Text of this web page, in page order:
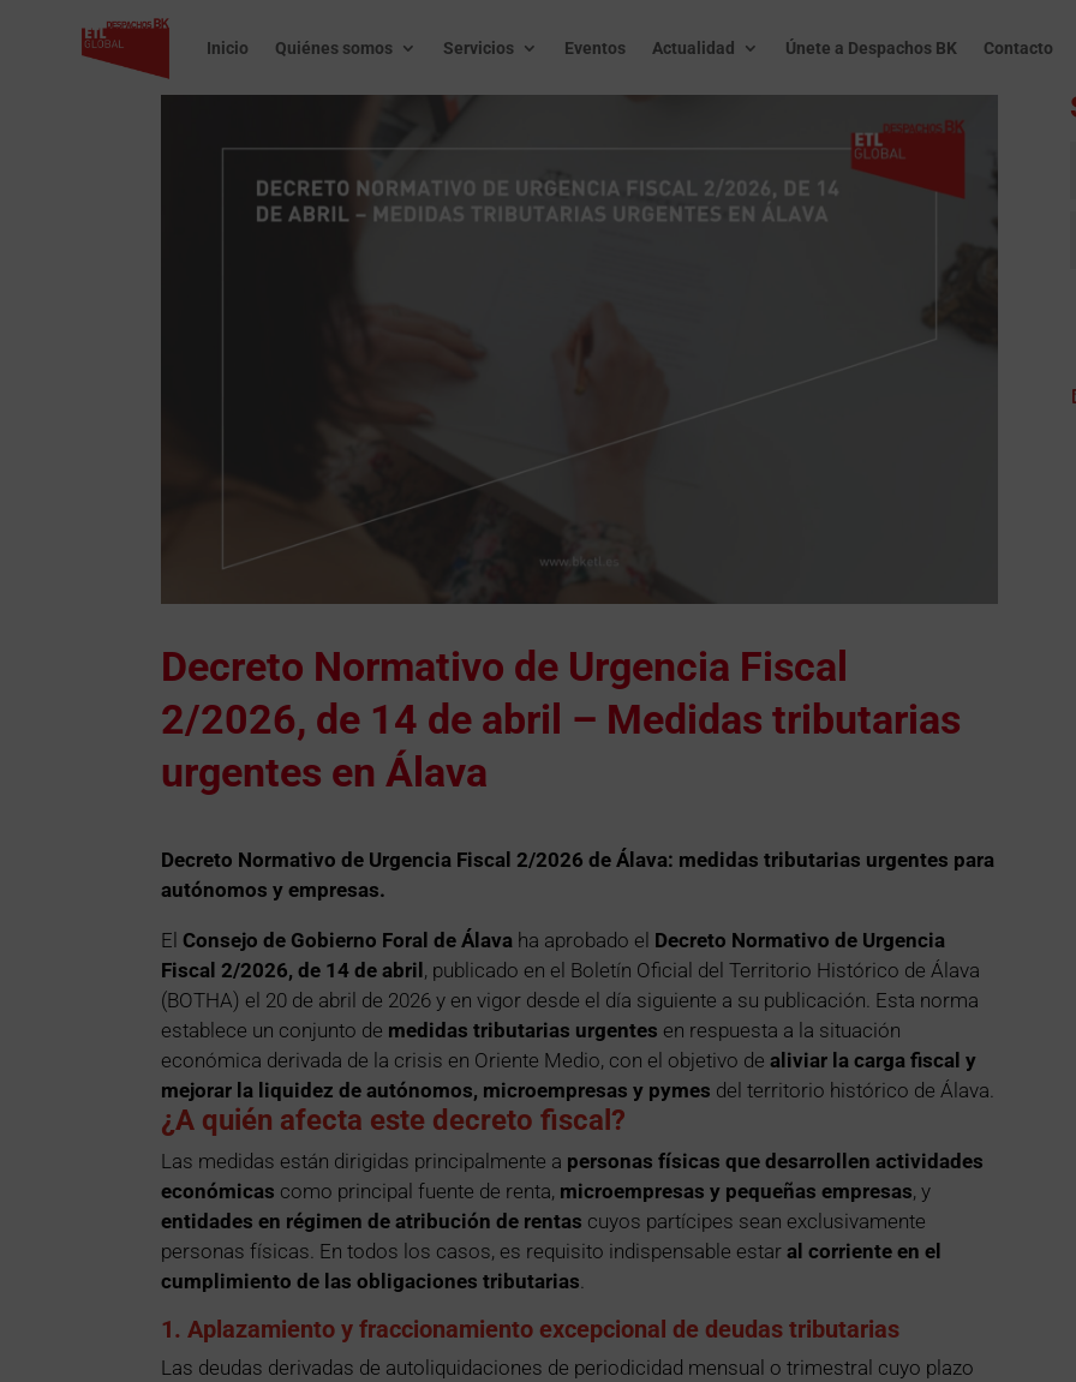
Inicio Quiénes somos Servicios Eventos Actualidad Únete a Despachos BK Contacto
Decreto Normativo de Urgencia Fiscal
2/2026, de 14 de abril – Medidas tributarias
urgentes en Álava
Decreto Normativo de Urgencia Fiscal 2/2026 de Álava: medidas tributarias urgentes para
autónomos y empresas.
El Consejo de Gobierno Foral de Álava ha aprobado el Decreto Normativo de Urgencia
Fiscal 2/2026, de 14 de abril , publicado en el Boletín Oficial del Territorio Histórico de Álava
(BOTHA) el 20 de abril de 2026 y en vigor desde el día siguiente a su publicación. Esta norma
establece un conjunto de medidas tributarias urgentes en respuesta a la situación
económica derivada de la crisis en Oriente Medio, con el objetivo dealiviar la carga fiscal y
mejorar la liquidez de autónomos, microempresas y pymes del territorio histórico de Álava.
¿A quién afecta este decreto fiscal?
Las medidas están dirigidas principalmente a personas físicas que desarrollen actividades
económicas como principal fuente de renta, microempresas y pequeñas empresas, y
entidades en régimen de atribución de rentas cuyos partícipes sean exclusivamente
personas físicas. En todos los casos, es requisito indispensable estaral corriente en el
cumplimiento de las obligaciones tributarias.
1. Aplazamiento y fraccionamiento excepcional de deudas tributarias
Las deudas derivadas de autoliquidaciones de periodicidad mensual o trimestral cuyo plazo